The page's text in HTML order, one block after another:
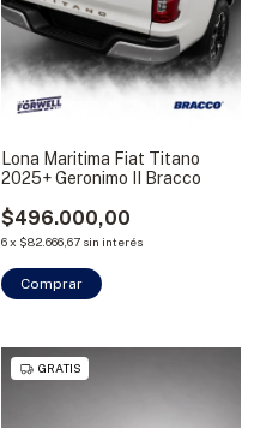
Lona Maritima Fiat Titano
2025+ Geronimo II Bracco
$496.000,00
6x $82.666,67 sin interés
Comprar
GRATIS